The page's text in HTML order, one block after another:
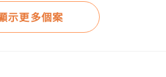
示更多個案